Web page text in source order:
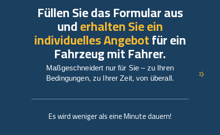
Es wird weniger als eine Minute dauern!
Füllen Sie das Formular aus
underhalten Sie ein
individuelles Angebotfür ein
Fahrzeug mit Fahrer.
Maßgeschneidert nur für Sie – zu Ihren
Bedingungen, zu Ihrer Zeit, von überall.